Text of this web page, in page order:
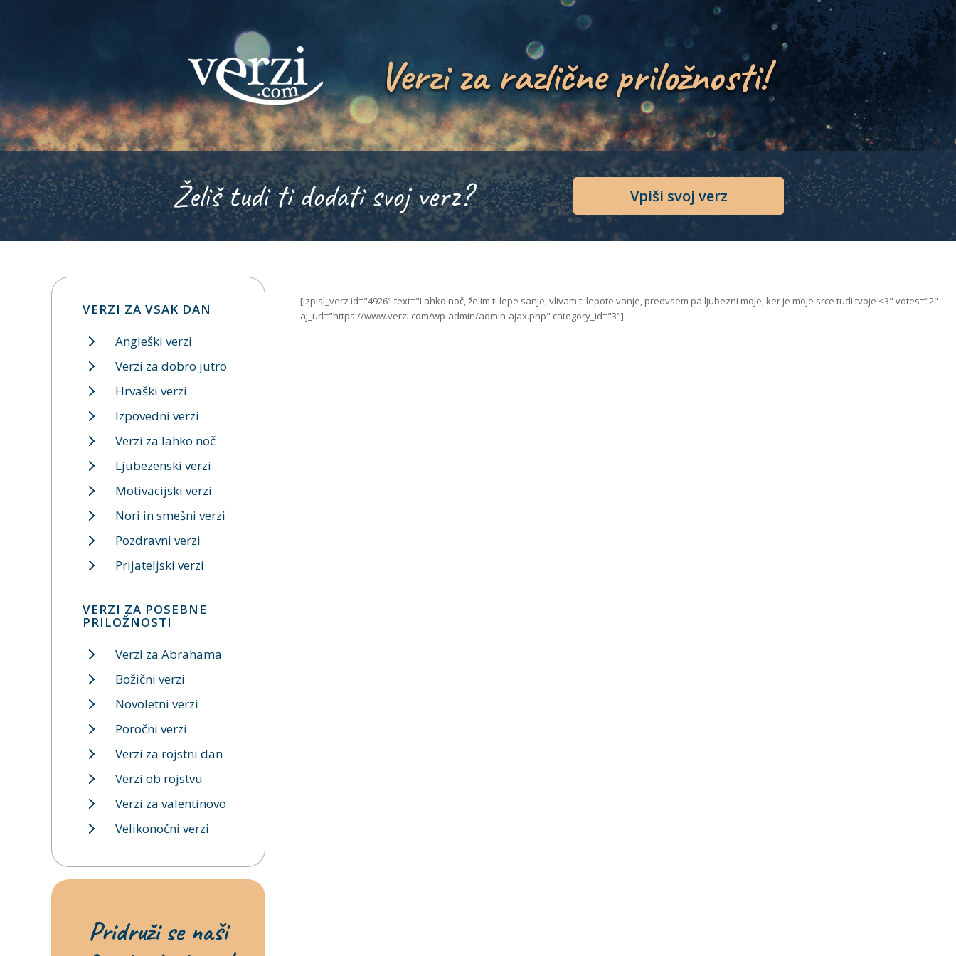
Verzi za različne priložnosti!
Želiš tudi ti dodati svoj verz? Vpiši svoj verz
[izpisi_verz id="4926" text="Lahko noč, želim ti lepe sanje, vlivam ti lepote vanje, predvsem pa ljubezni moje, ker je moje srce tudi tvoje <3" votes="2"
aj_url="https://www.verzi.com/wp-admin/admin-ajax.php" category_id="3"]
VERZI ZA VSAK DAN
Angleški verzi
Verzi za dobro jutro
Hrvaški verzi
Izpovedni verzi
Verzi za lahko noč
Ljubezenski verzi
Motivacijski verzi
Nori in smešni verzi
Pozdravni verzi
Prijateljski verzi
VERZI ZA POSEBNE
PRILOŽNOSTI
Verzi za Abrahama
Božični verzi
Novoletni verzi
Poročni verzi
Verzi za rojstni dan
Verzi ob rojstvu
Verzi za valentinovo
Velikonočni verzi
Pridruži se naši